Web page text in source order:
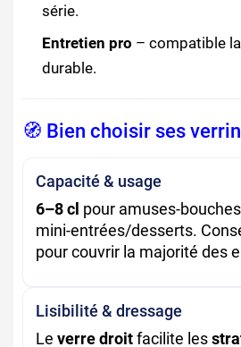
série.
Entretien pro – compatible
durable.
🧭 Bien choisir ses
Capacité & usage
6–8 cl pour amuses-
mini-entrées/desserts.
pour couvrir la majorité des
Lisibilité & dressage
Le verre droitfacilite les